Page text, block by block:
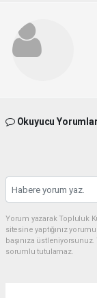
Okuyucu
Yorum yazarak Topluluk
sitesine yaptığınız
başınıza
sorumlu tutulamaz.